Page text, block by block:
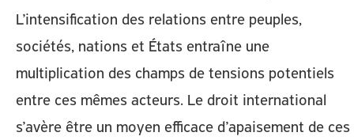
L’intensification des relations entre peuples,
sociétés, nations et États entraîne une
multiplication des champs de tensions potentiels
entre ces mêmes acteurs. Le droit international
s’avère être un moyen efficace d’apaisement de ces